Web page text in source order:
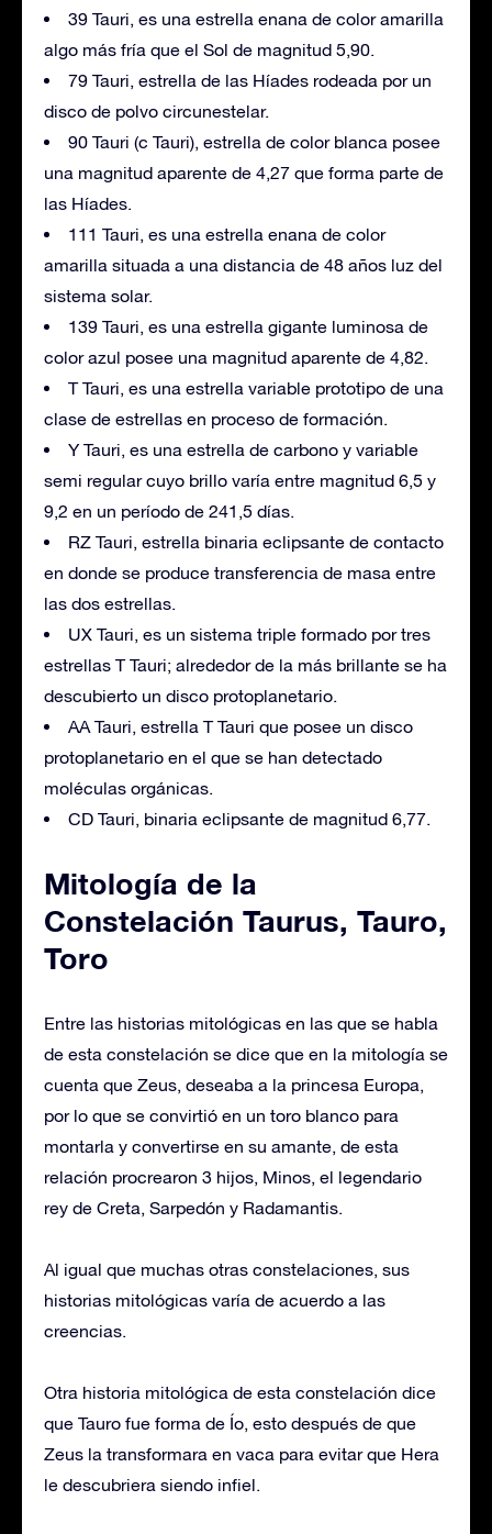
39 Tauri, es una estrella enana de color amarilla
algo más fría que el Sol de magnitud 5,90.
79 Tauri, estrella de las Híades rodeada por un
disco de polvo circunestelar.
90 Tauri (c Tauri), estrella de color blanca posee
una magnitud aparente de 4,27 que forma parte de
las Híades.
111 Tauri, es una estrella enana de color
amarilla situada a una distancia de 48 años luz del
sistema solar.
139 Tauri, es una estrella gigante luminosa de
color azul posee una magnitud aparente de 4,82.
T Tauri, es una estrella variable prototipo de una
clase de estrellas en proceso de formación.
Y Tauri, es una estrella de carbono y variable
semi regular cuyo brillo varía entre magnitud 6,5 y
9,2 en un período de 241,5 días.
RZ Tauri, estrella binaria eclipsante de contacto
en donde se produce transferencia de masa entre
las dos estrellas.
UX Tauri, es un sistema triple formado por tres
estrellas T Tauri; alrededor de la más brillante se ha
descubierto un disco protoplanetario.
AA Tauri, estrella T Tauri que posee un disco
protoplanetario en el que se han detectado
moléculas orgánicas.
CD Tauri, binaria eclipsante de magnitud 6,77.
Mitología de la
Constelación Taurus, Tauro,
Toro
Entre las historias mitológicas en las que se habla
de esta constelación se dice que en la mitología se
cuenta que Zeus, deseaba a la princesa Europa,
por lo que se convirtió en un toro blanco para
montarla y convertirse en su amante, de esta
relación procrearon 3 hijos, Minos, el legendario
rey de Creta, Sarpedón y Radamantis.
Al igual que muchas otras constelaciones, sus
historias mitológicas varía de acuerdo a las
creencias.
Otra historia mitológica de esta constelación dice
que Tauro fue forma de Ío, esto después de que
Zeus la transformara en vaca para evitar que Hera
le descubriera siendo infiel.